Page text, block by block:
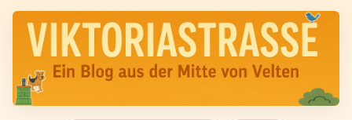
Zum
Inhalt
springen
Beiträge
durchsuchen